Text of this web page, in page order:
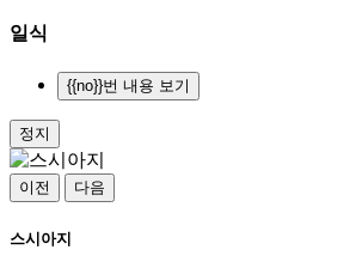
일식
{{no}}번 내용 보기
정지
이전 다음
스시아지